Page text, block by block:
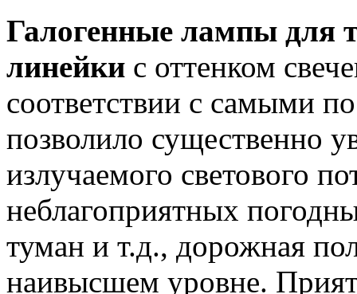
Галогенные лампы для
линейки с оттенком
соответствии с самыми
позволило существенно
излучаемого светового
неблагоприятных
туман и т.д., дорожная
наивысшем уровне.